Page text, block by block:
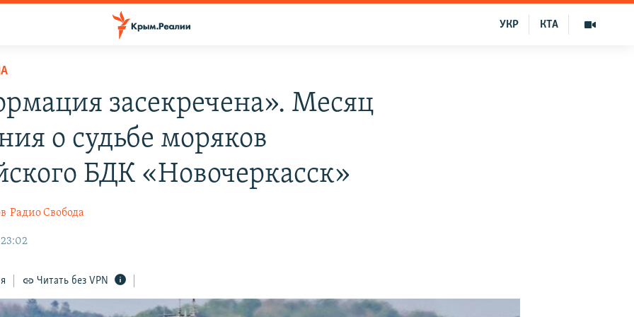
КТА
УКР
засекречена». Месяц
о судьбе моряков
БДК «Новочеркасск»
Радио Свобода
Читать без VPN